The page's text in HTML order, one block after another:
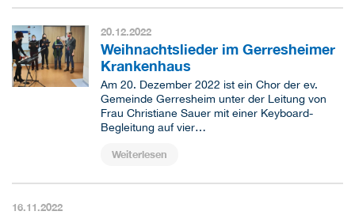
20.12.2022
Weihnachtslieder im Gerresheimer
Krankenhaus
Am 20. Dezember 2022 ist ein Chor der ev.
Gemeinde Gerresheim unter der Leitung von
Frau Christiane Sauer mit einer Keyboard-
Begleitung auf vier…
Weiterlesen
16.11.2022